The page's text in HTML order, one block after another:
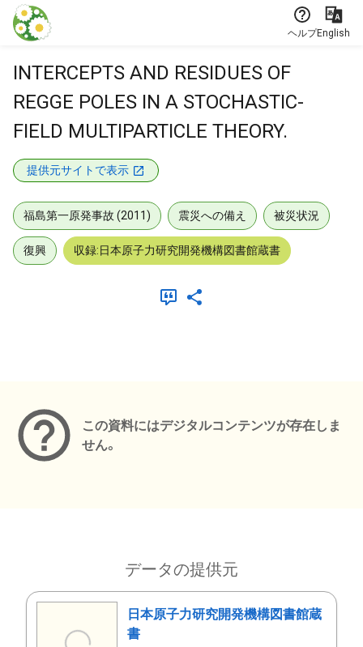
本文に飛ぶ
ヘルプEnglish
INTERCEPTS AND RESIDUES OF
REGGE POLES IN A STOCHASTIC-
FIELD MULTIPARTICLE THEORY.
提供元サイトで表示
福島第一原発事故 (2011) 震災への備え 被災状況
復興 収録:日本原子力研究開発機構図書館蔵書
この資料にはデジタルコンテンツが存在しま
せん。
データの提供元
日本原子力研究開発機構図書館蔵
書